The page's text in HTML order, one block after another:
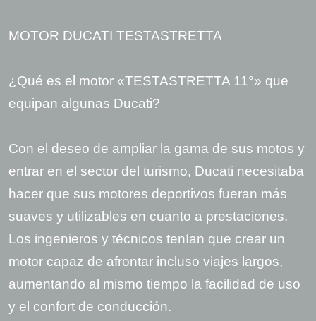
MOTOR DUCATI TESTASTRETTA
¿Qué es el motor «TESTASTRETTA 11°» que
equipan algunas Ducati?
Con el deseo de ampliar la gama de sus motos y
entrar en el sector del turismo, Ducati necesitaba
hacer que sus motores deportivos fueran más
suaves y utilizables en cuanto a prestaciones.
Los ingenieros y técnicos tenían que crear un
motor capaz de afrontar incluso viajes largos,
aumentando al mismo tiempo la facilidad de uso
y el confort de conducción.